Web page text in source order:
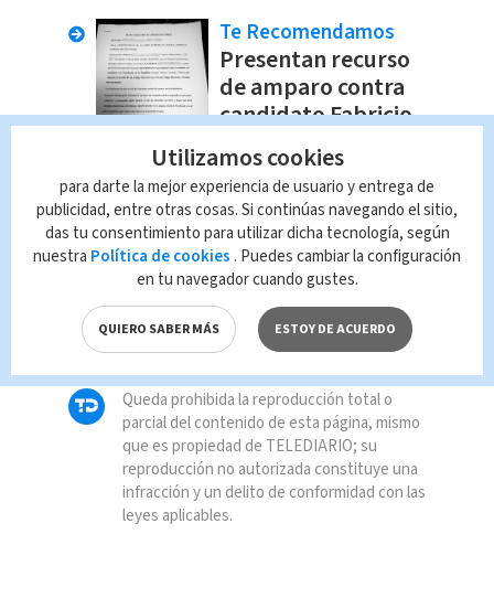
Te Recomendamos
Presentan recurso
de amparo contra
candidato Fabricio
Alvarado
Córdoba
TAGS RELACIONADOS:
Política Fabricio Alvarado
Queda prohibida la reproducción total o
parcial del contenido de esta página, mismo
que es propiedad de TELEDIARIO; su
reproducción no autorizada constituye una
infracción y un delito de conformidad con las
leyes aplicables.
Utilizamos cookies
para darte la mejor experiencia de usuario y entrega de
publicidad, entre otras cosas. Si continúas navegando el sitio,
das tu consentimiento para utilizar dicha tecnología, según
nuestra Política de cookies . Puedes cambiar la configuración
en tu navegador cuando gustes.
QUIERO SABER MÁS ESTOY DE ACUERDO